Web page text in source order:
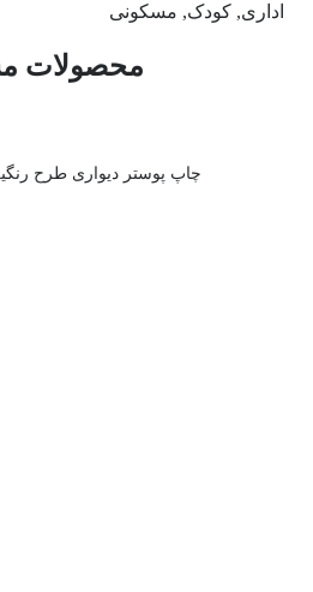
اداری, کودک, مسکونی
محصولات
چاپ پوستر دیواری طرح رنگین